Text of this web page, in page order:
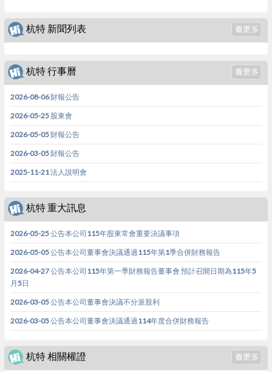
杭特 新聞列表
杭特 行事曆
2026-08-06 財報公告
2026-05-25 股東會
2026-05-05 財報公告
2026-03-05 財報公告
2025-11-21 法人說明會
杭特 重大訊息
2026-05-25 公告本公司115年股東常會重要決議事項
2026-05-05 公告本公司董事會決議通過115年第1季合併財務報告
2026-04-27 公告本公司115年第一季財務報告董事會 預計召開日期為115年5
月5日
2026-03-05 公告本公司董事會決議不分派股利
2026-03-05 公告本公司董事會決議通過114年度合併財務報告
杭特 相關權證